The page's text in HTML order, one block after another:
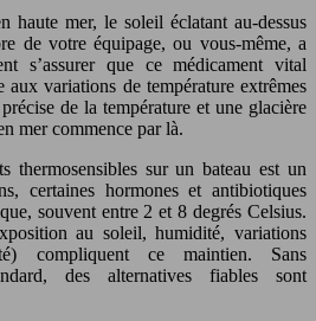
haute mer, le soleil éclatant au-dessus
de votre équipage, ou vous-même, a
s’assurer que ce médicament vital
aux variations de température extrêmes
de la température et une glacière
mer commence par là.
thermosensibles sur un bateau est un
certaines hormones et antibiotiques
souvent entre 2 et 8 degrés Celsius.
au soleil, humidité, variations
compliquent ce maintien. Sans
des alternatives fiables sont